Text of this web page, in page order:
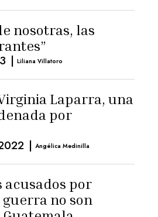
nosotras, las
| Liliana Villatoro
Laparra, una
por
| Angélica Medinilla
acusados por
no son